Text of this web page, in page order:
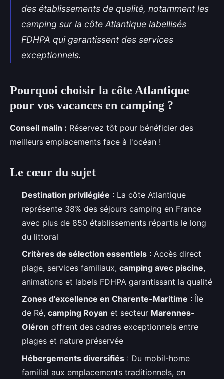
des établissements de qualité, notamment les
camping sur la côte Atlantique labellisés
FDHPA qui garantissent des services
exceptionnels.
Pourquoi choisir la côte Atlantique
pour vos vacances en camping ?
Conseil malin : Réservez tôt pour bénéficier des
meilleurs emplacements face à l'océan !
Le cœur du sujet
Destination privilégiée : La côte Atlantique
représente 38% des séjours camping en France
avec plus de 850 établissements répartis le long
du littoral
Critères de sélection essentiels : Accès direct
plage, services familiaux, camping avec piscine,
animations et labels FDHPA garantissant la qualité
Zones d'excellence en Charente-Maritime : Île
de Ré, camping Royan et secteur Marennes-
Oléron offrent des cadres exceptionnels entre
plages et nature préservée
Hébergements diversifiés : Du mobil-home
familial aux emplacements traditionnels, en